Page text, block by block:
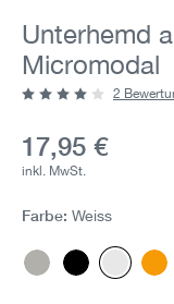
Unterhemd
Micromodal
Aktueller
17,95 €
inkl. MwSt.
2
Farbe: Weiss
DustSchwarz
Weiss